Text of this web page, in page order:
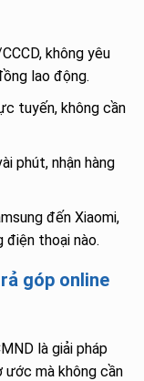
không yêu
lao động.
tuyến, không cần
phút, nhận hàng
đến Xiaomi,
điện thoại nào.
góp online
là giải pháp
ước mà không cần